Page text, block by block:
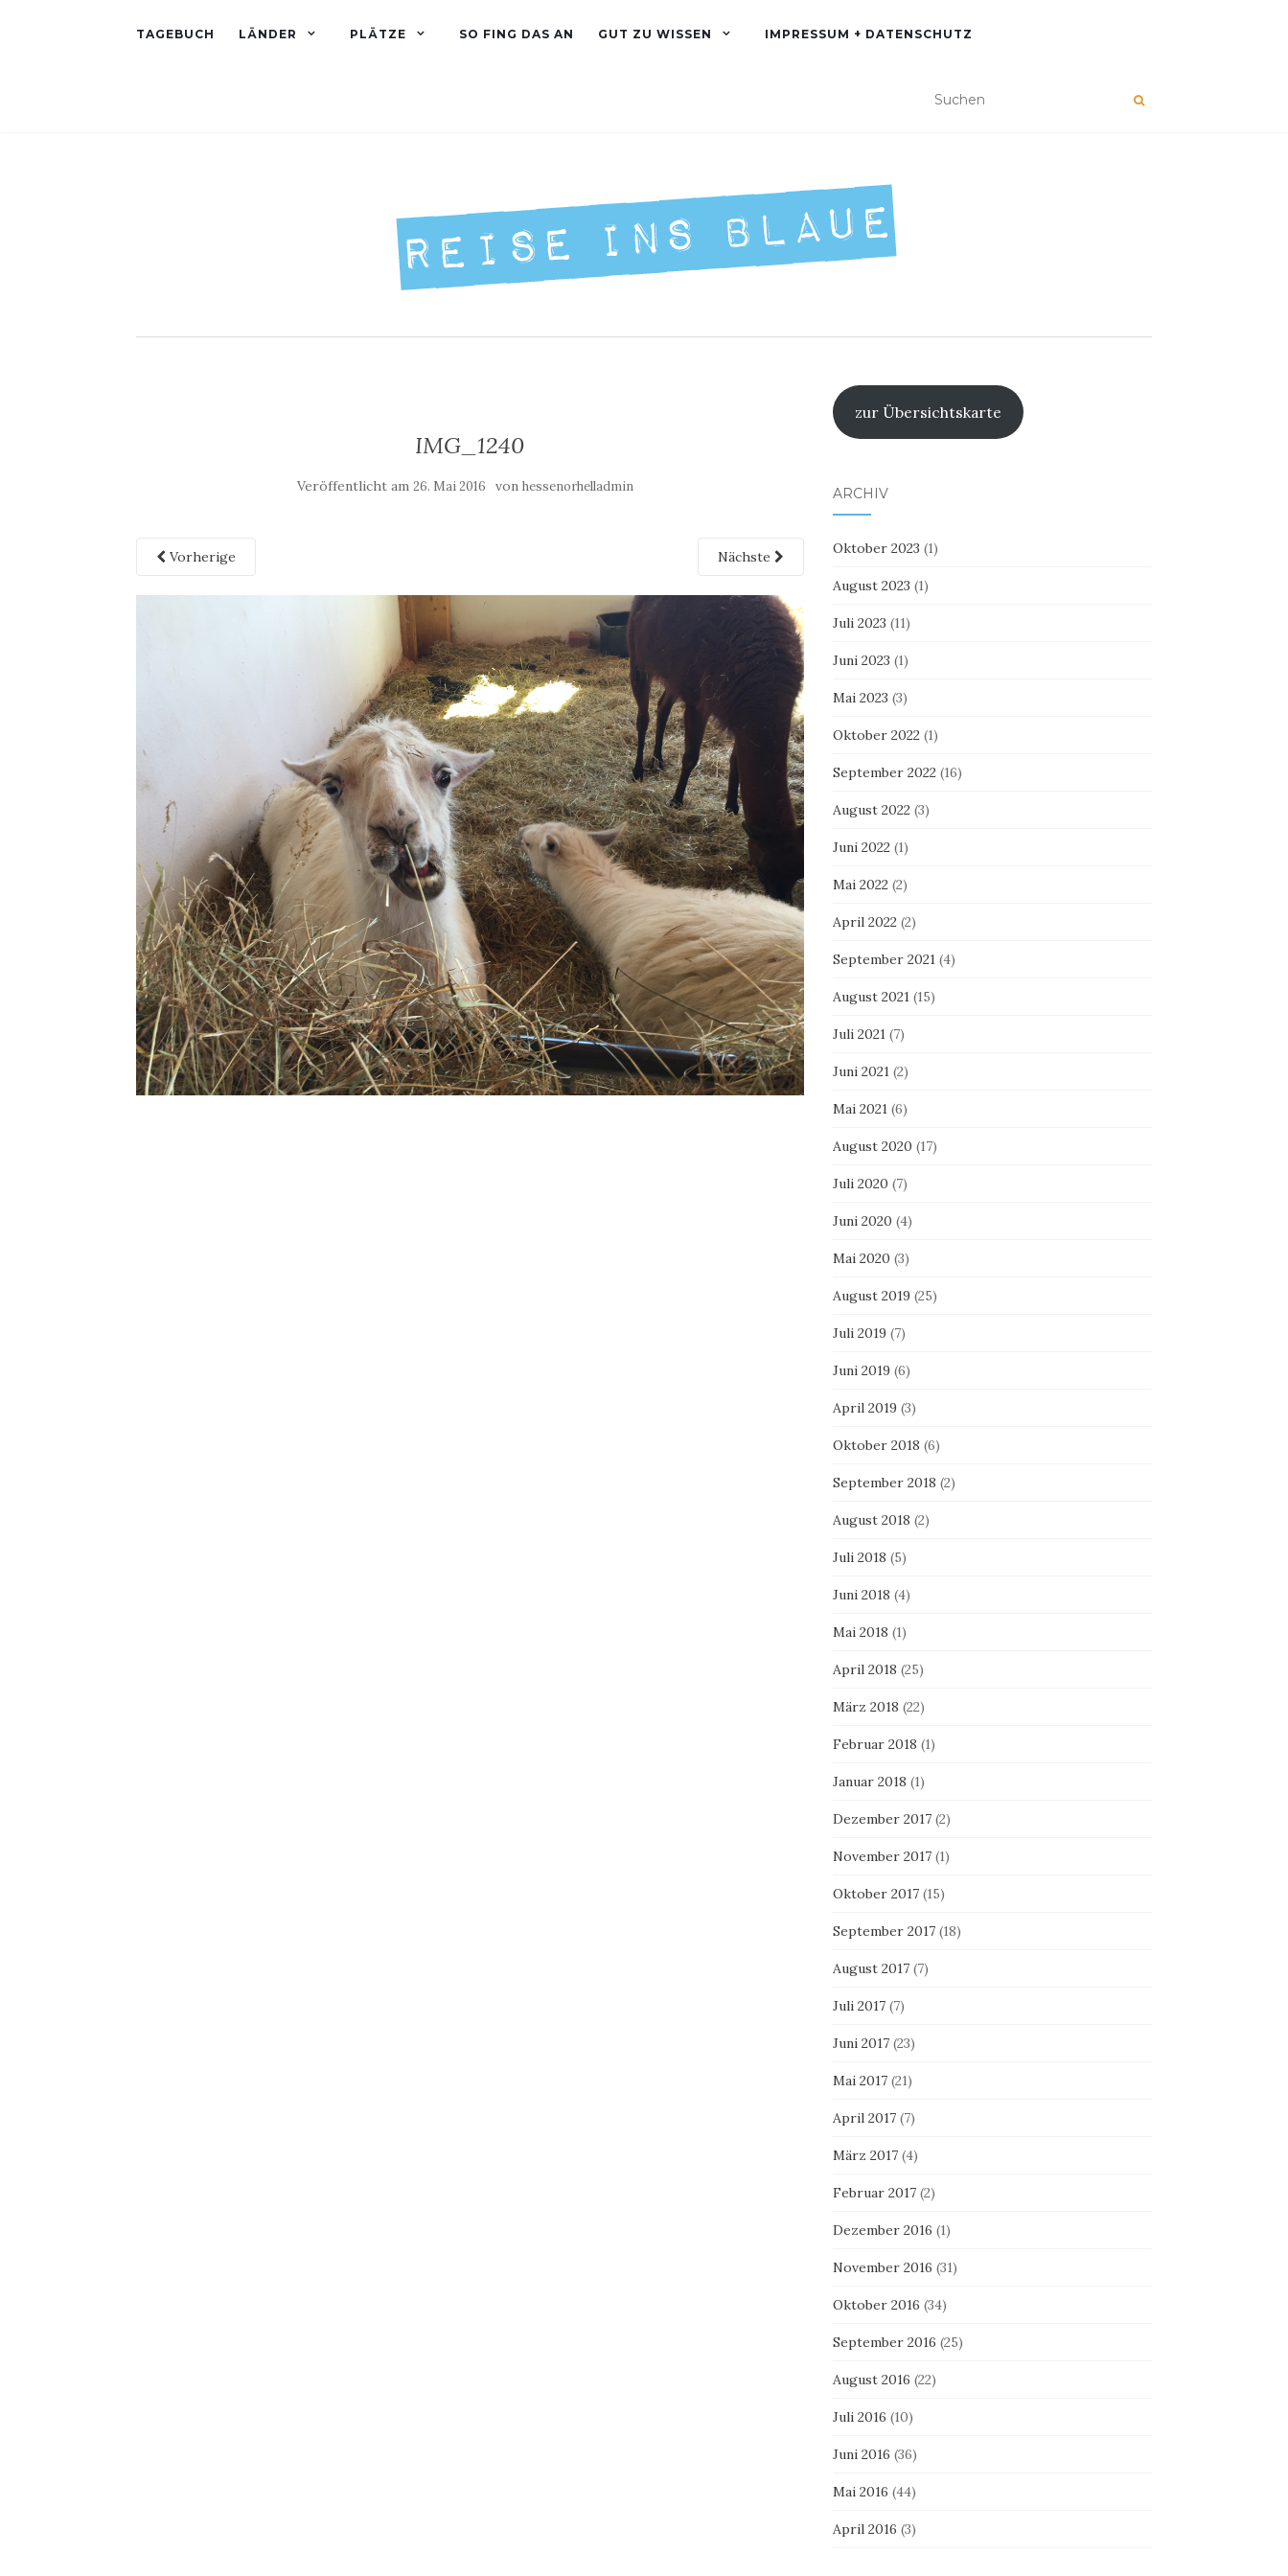
TAGEBUCH LÄNDER PLÄTZE SO FING DAS AN GUT ZU WISSEN IMPRESSUM + DATENSCHUTZ
IMG_1240
Veröffentlicht am 26. Mai 2016 von hessenorhelladmin
Vorherige Nächste
zur Übersichtskarte
ARCHIV
Oktober 2023 (1)
August 2023 (1)
Juli 2023 (11)
Juni 2023 (1)
Mai 2023 (3)
Oktober 2022(1)
September 2022(16)
August 2022(3)
Juni 2022(1)
Mai 2022(2)
April 2022(2)
September 2021(4)
August 2021(15)
Juli 2021(7)
Juni 2021(2)
Mai 2021(6)
August 2020 (17)
Juli 2020 (7)
Juni 2020 (4)
Mai 2020 (3)
August 2019 (25)
Juli 2019 (7)
Juni 2019 (6)
April 2019 (3)
Oktober 2018 (6)
September 2018 (2)
August 2018 (2)
Juli 2018 (5)
Juni 2018 (4)
Mai 2018 (1)
April 2018 (25)
März 2018 (22)
Februar 2018 (1)
Januar 2018 (1)
Dezember 2017(2)
November 2017(1)
Oktober 2017(15)
September 2017(18)
August 2017(7)
Juli 2017(7)
Juni 2017(23)
Mai 2017(21)
April 2017(7)
März 2017(4)
Februar 2017(2)
Dezember 2016 (1)
November 2016 (31)
Oktober 2016 (34)
September 2016 (25)
August 2016 (22)
Juli 2016 (10)
Juni 2016 (36)
Mai 2016 (44)
April 2016 (3)